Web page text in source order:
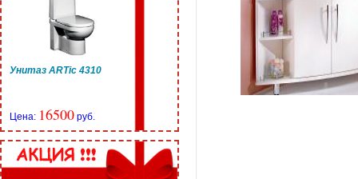
Унитаз ARTic 4310
Цена: 16500 руб.